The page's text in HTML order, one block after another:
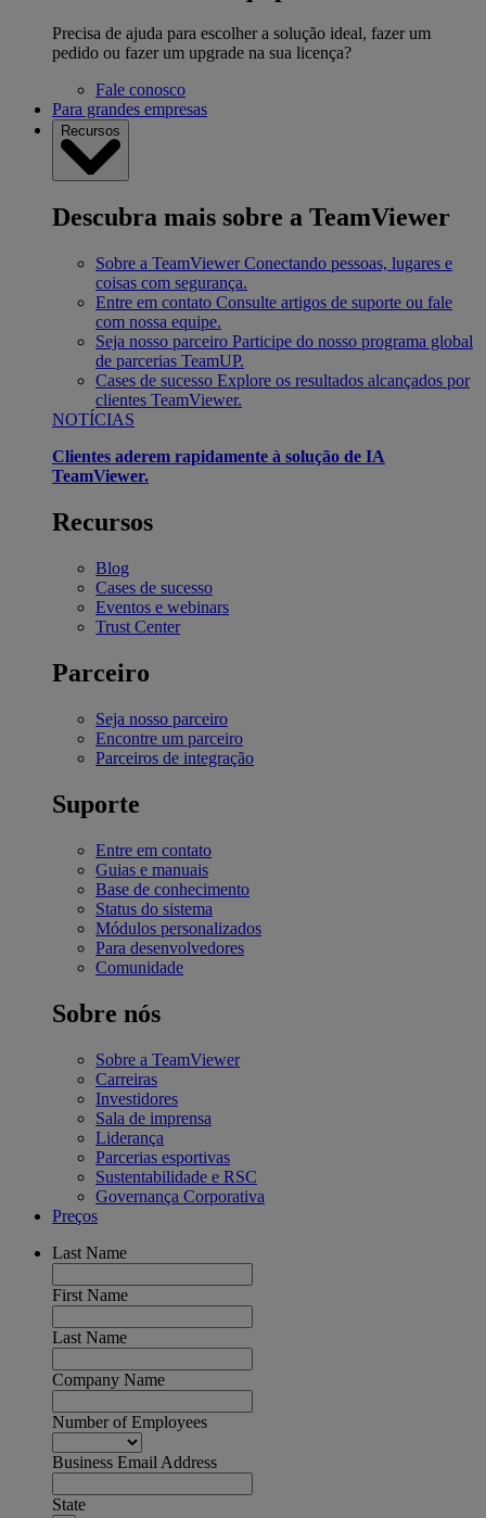
Precisa de ajuda para escolher a solução ideal, fazer um
pedido ou fazer um upgrade na sua licença?
Fale conosco
Para grandes empresas
Recursos
Descubra mais sobre a TeamViewer
Sobre a TeamViewer Conectando pessoas, lugares e
coisas com segurança.
Entre em contato Consulte artigos de suporte ou fale
com nossa equipe.
Seja nosso parceiro Participe do nosso programa global
de parcerias TeamUP.
Cases de sucesso Explore os resultados alcançados por
clientes TeamViewer.
NOTÍCIAS
Clientes aderem rapidamente à solução de IA
TeamViewer.
Recursos
Blog
Cases de sucesso
Eventos e webinars
Trust Center
Parceiro
Seja nosso parceiro
Encontre um parceiro
Parceiros de integração
Suporte
Entre em contato
Guias e manuais
Base de conhecimento
Status do sistema
Módulos personalizados
Para desenvolvedores
Comunidade
Sobre nós
Sobre a TeamViewer
Carreiras
Investidores
Sala de imprensa
Liderança
Parcerias esportivas
Sustentabilidade e RSC
Governança Corporativa
Preços
Last Name
First Name
Last Name
Company Name
Number of Employees
Business Email Address
State